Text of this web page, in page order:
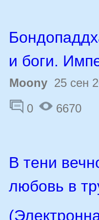
и боги.
Moony 25 сен
0
6670
В тени
любовь в